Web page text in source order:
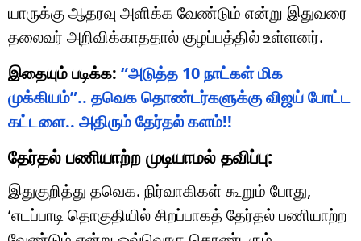
யாருக்கு ஆதரவு அளிக்க வேண்டும் என்று இதுவரை
தலைவர் அறிவிக்காததால் குழப்பத்தில் உள்ளனர்.
இதையும் படிக்க: “அடுத்த 10 நாட்கள் மிக
முக்கியம்”.. தவெக தொண்டர்களுக்கு விஜய் போட்ட
கட்டளை.. அதிரும் தேர்தல் களம்!!
தேர்தல் பணியாற்ற முடியாமல் தவிப்பு:
இதுகுறித்து தவெக. நிர்வாகிகள் கூறும் போது,
‘எடப்பாடி தொகுதியில் சிறப்பாகத் தேர்தல் பணியாற்ற